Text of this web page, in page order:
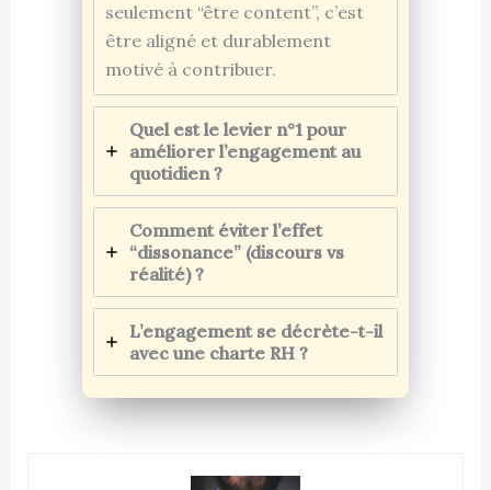
seulement “être content”, c’est
être aligné et durablement
motivé à contribuer.
Quel est le levier n°1 pour
améliorer l’engagement au
quotidien ?
Comment éviter l’effet
“dissonance” (discours vs
réalité) ?
L’engagement se décrète-t-il
avec une charte RH ?